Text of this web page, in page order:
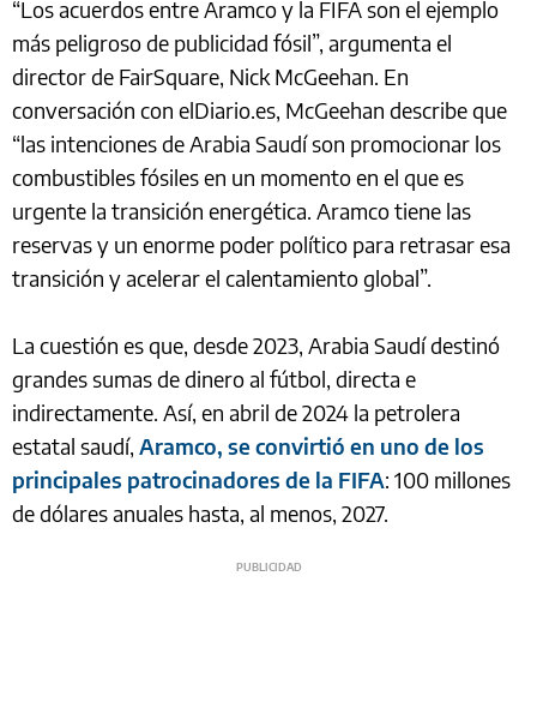
“Los acuerdos entre Aramco y la FIFA son el ejemplo
más peligroso de publicidad fósil”, argumenta el
director de FairSquare, Nick McGeehan. En
conversación con elDiario.es, McGeehan describe que
“las intenciones de Arabia Saudí son promocionar los
combustibles fósiles en un momento en el que es
urgente la transición energética. Aramco tiene las
reservas y un enorme poder político para retrasar esa
transición y acelerar el calentamiento global”.
La cuestión es que, desde 2023, Arabia Saudí destinó
grandes sumas de dinero al fútbol, directa e
indirectamente. Así, en abril de 2024 la petrolera
estatal saudí, Aramco, se convirtió en uno de los
principales patrocinadores de la FIFA: 100 millones
de dólares anuales hasta, al menos, 2027.